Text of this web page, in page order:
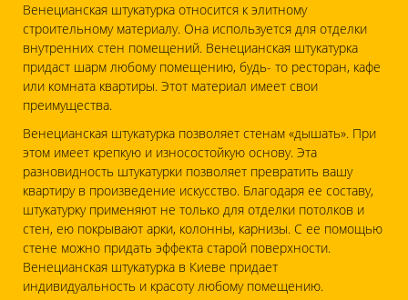
Венецианская штукатурка относится к элитному
строительному материалу. Она используется для отделки
внутренних стен помещений. Венецианская штукатурка
придаст шарм любому помещению, будь- то ресторан, кафе
или комната квартиры. Этот материал имеет свои
преимущества.
Венецианская штукатурка позволяет стенам «дышать». При
этом имеет крепкую и износостойкую основу. Эта
разновидность штукатурки позволяет превратить вашу
квартиру в произведение искусство. Благодаря ее составу,
штукатурку применяют не только для отделки потолков и
стен, ею покрывают арки, колонны, карнизы. С ее помощью
стене можно придать эффекта старой поверхности.
Венецианская штукатурка в Киеве придает
индивидуальность и красоту любому помещению.